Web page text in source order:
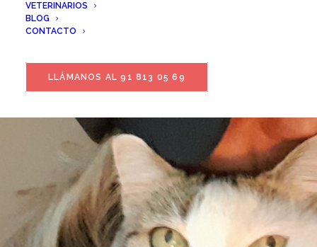
VETERINARIOS
BLOG
CONTACTO
LLÁMANOS AL 91 813 05 69